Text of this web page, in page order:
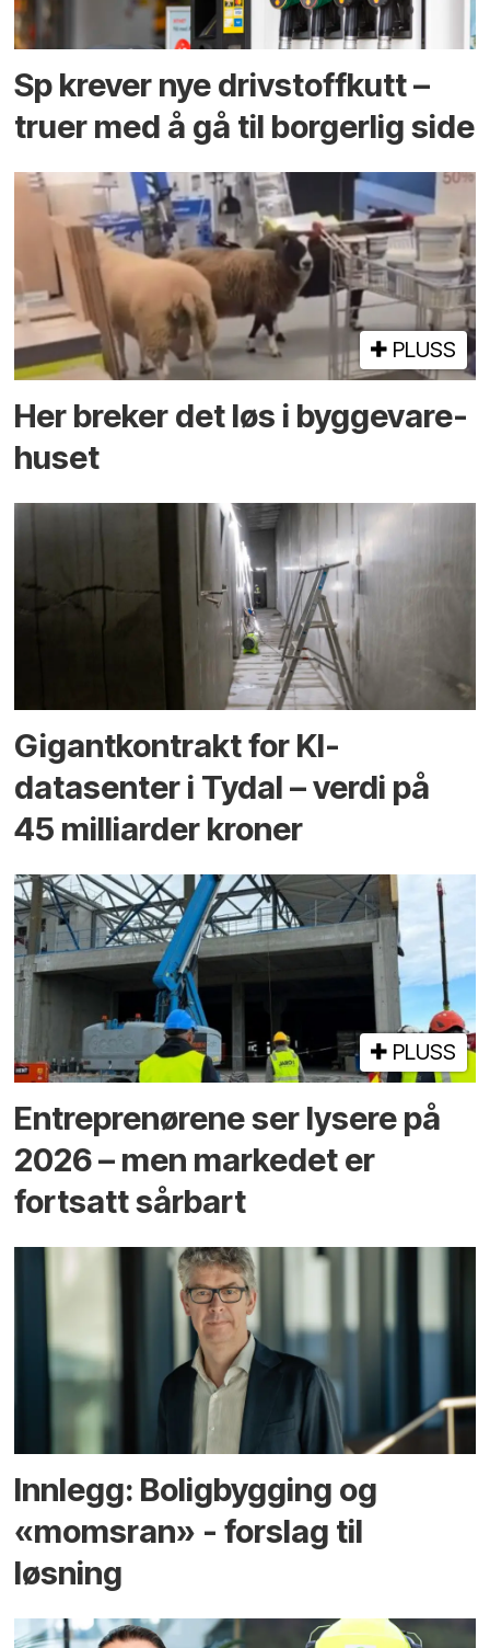
Sp krever nye drivstoffkutt –
truer med å gå til borgerlig side
PLUSS
Her breker det løs i bygge­vare­
huset
Gigantkontrakt for KI-
datasenter i Tydal – verdi på
45 milliarder kroner
PLUSS
Entreprenørene ser lysere på
2026 – men markedet er
fortsatt sårbart
Innlegg: Boligbygging og
«momsran» - forslag til
løsning